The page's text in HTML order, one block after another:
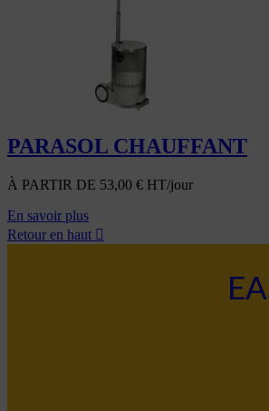
PARASOL CHAUFFANT
À PARTIR DE 53,00 € HT/jour
En savoir plus
Retour en haut 